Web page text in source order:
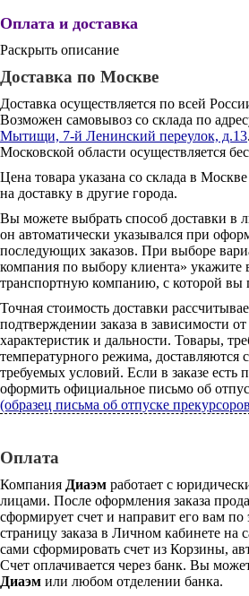
Оплата и доставка
Раскрыть описание
Доставка по Москве
Доставка осуществляется по всей
Возможен самовывоз со склада по
Мытищи, 7-й Ленинский переулок, д.13
Московской области осуществляется
Цена товара указана со склада в
на доставку в другие города.
Вы можете выбрать способ доставки в
он автоматически указывался при
последующих заказов. При выборе
компания по выбору клиента» укажите
транспортную компанию, с которой вы
Точная стоимость доставки
подтверждении заказа в зависимости
характеристик и дальности. Товары,
температурного режима, доставляются
требуемых условий. Если в заказе есть
оформить официальное письмо об
(образец письма об отпуске
Оплата
Компания Диаэм работает с
лицами. После оформления заказа
сформирует счет и направит его вам по
страницу заказа в Личном кабинете на
сами сформировать счет из Корзины,
Счет оплачивается через банк. Вы
Диаэм или любом отделении банка.